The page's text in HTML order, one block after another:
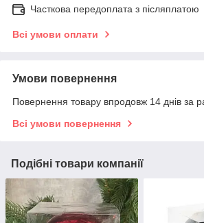
Часткова передоплата з післяплатою
Всі умови оплати
Умови повернення
Повернення товару впродовж 14 днів за
Всі умови повернення
Подібні товари компанії